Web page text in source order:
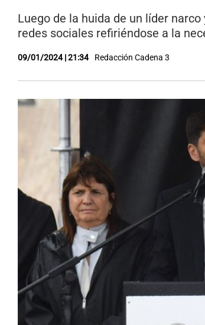
Luego de la huida de un líder
redes sociales refiriéndose a la
09/01/2024 | 21:34 Redacción Cadena 3
Notas Notas
Mundial 2026